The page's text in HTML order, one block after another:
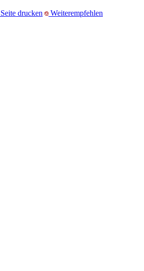
Seite drucken Weiterempfehlen